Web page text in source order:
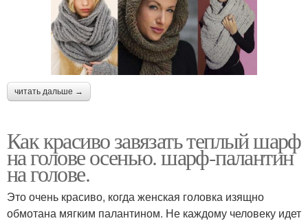
читать дальше →
Как красиво завязать теплый шарф
на голове осенью. шарф-палантин
на голове.
Это очень красиво, когда женская головка изящно
обмотана мягким палантином. Не каждому человеку идет